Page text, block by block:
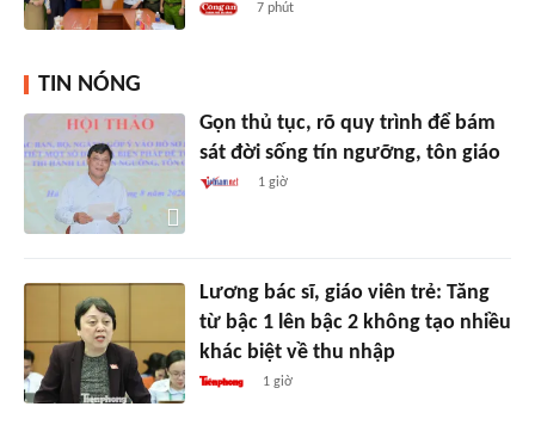
7 phút
TIN NÓNG
Gọn thủ tục, rõ quy trình để bám
sát đời sống tín ngưỡng, tôn giáo
1 giờ
Lương bác sĩ, giáo viên trẻ: Tăng
từ bậc 1 lên bậc 2 không tạo nhiều
khác biệt về thu nhập
1 giờ